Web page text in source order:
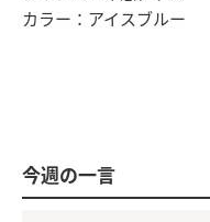
カラー：アイスブルー
今週の一言